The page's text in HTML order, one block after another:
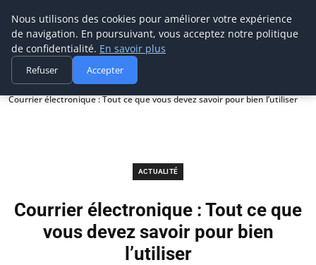
Prospection Pro
Accueil
Actualité
Courrier électronique : Tout ce que vous devez savoir pour bien l’utiliser
ACTUALITÉ
Courrier électronique : Tout ce que
vous devez savoir pour bien
l’utiliser
Nous utilisons des cookies pour améliorer votre expérience
de navigation. En poursuivant, vous acceptez notre politique
de confidentialité. En savoir plus
Refuser Accepter